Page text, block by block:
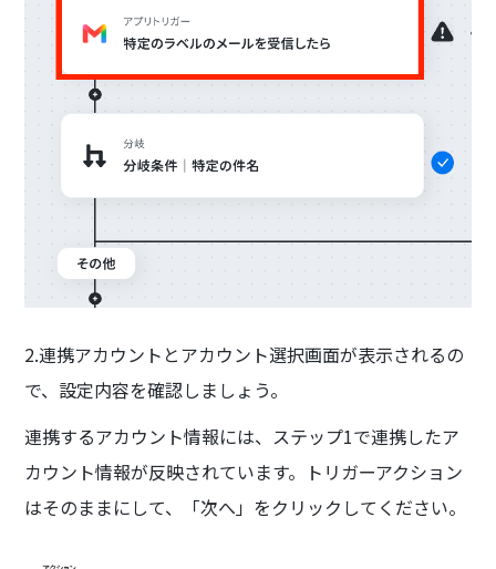
2.連携アカウントとアカウント選択画面が表示されるの
で、設定内容を確認しましょう。
連携するアカウント情報には、ステップ1で連携したア
カウント情報が反映されています。トリガーアクション
はそのままにして、「次へ」をクリックしてください。